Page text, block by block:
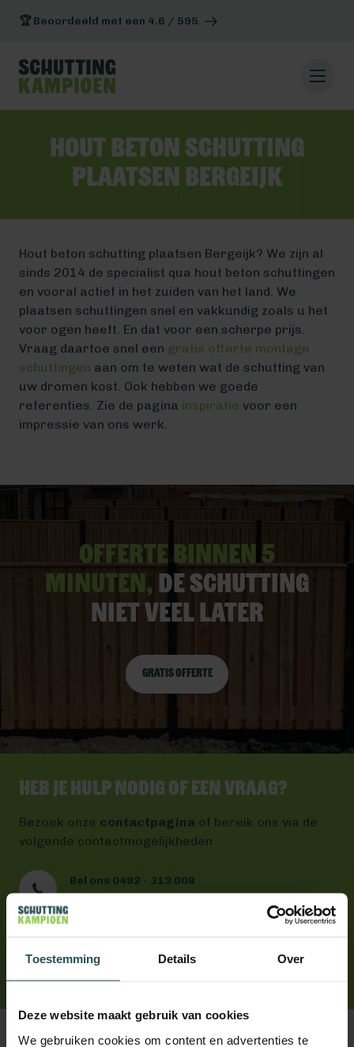
Toestemming Details Over
Deze website maakt gebruik van cookies
We gebruiken cookies om content en advertenties te
🏆 Beoordeeld met een 4.6 / 595
Hout beton schutting
plaatsen Bergeijk
Hout beton schutting plaatsen Bergeijk? We zijn al
sinds 2014 de specialist qua hout beton schuttingen
en vooral actief in het zuiden van het land. We
plaatsen schuttingen snel en vakkundig zoals u het
voor ogen heeft. En dat voor een scherpe prijs.
Vraag daartoe snel een gratis offerte montage
schuttingen aan om te weten wat de schutting van
uw dromen kost. Ook hebben we goede
referenties. Zie de pagina inspiratie voor een
impressie van ons werk.
Offerte binnen 5
minuten, De schutting
niet veel later
Gratis offerte
Heb je hulp nodig of een vraag?
Bezoek onze contactpagina of bereik ons via de
volgende contactmogelijkheden
Bel ons 0492 - 313 008
Wij helpen je graag verder
App ons